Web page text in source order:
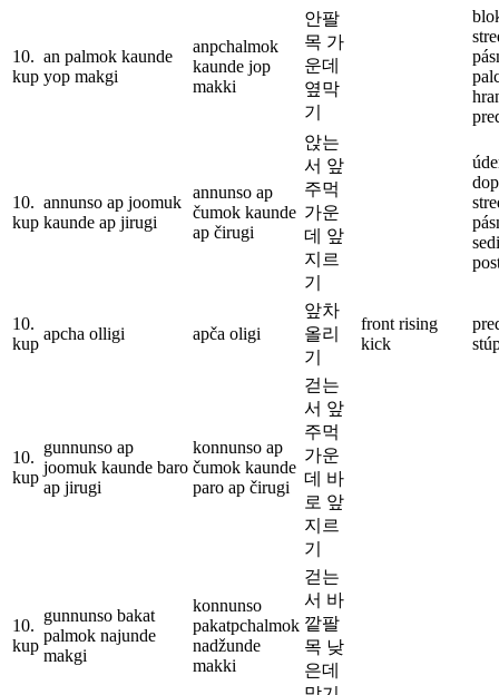
10.
kup
an palmok kaunde
yop makgi
anpchalmok
kaunde jop
makki
안팔
목 가
운데
옆막
기
10.
kup
annunso ap joomuk
kaunde ap jirugi
annunso ap
čumok kaunde
ap čirugi
앉는
서 앞
주먹
가운
데 앞
지르
기
10.
kup
apcha olligi apča oligi
앞차
올리
기
front rising
kick
10.
kup
gunnunso ap
joomuk kaunde baro
ap jirugi
konnunso ap
čumok kaunde
paro ap čirugi
걷는
서 앞
주먹
가운
데 바
로 앞
지르
기
10.
kup
gunnunso bakat
palmok najunde
makgi
konnunso
pakatpchalmok
nadžunde
makki
걷는
서 바
깥팔
목 낮
은데